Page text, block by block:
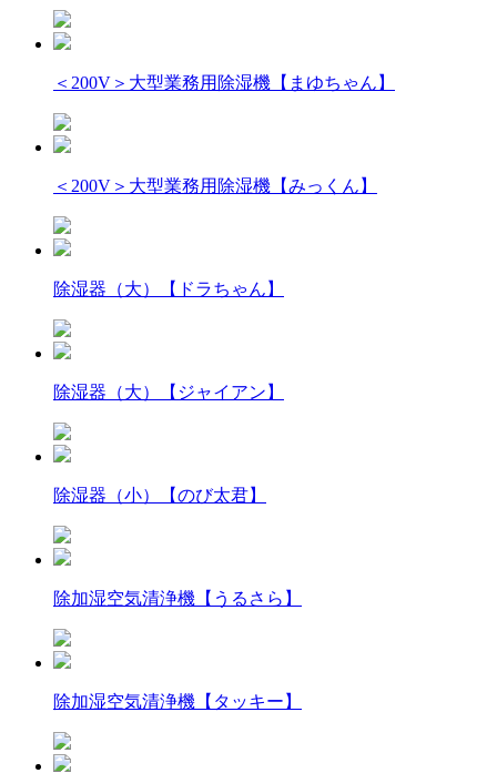
＜200V＞大型業務用除湿機【まゆちゃん】
＜200V＞大型業務用除湿機【みっくん】
除湿器（大）【ドラちゃん】
除湿器（大）【ジャイアン】
除湿器（小）【のび太君】
除加湿空気清浄機【うるさら】
除加湿空気清浄機【タッキー】